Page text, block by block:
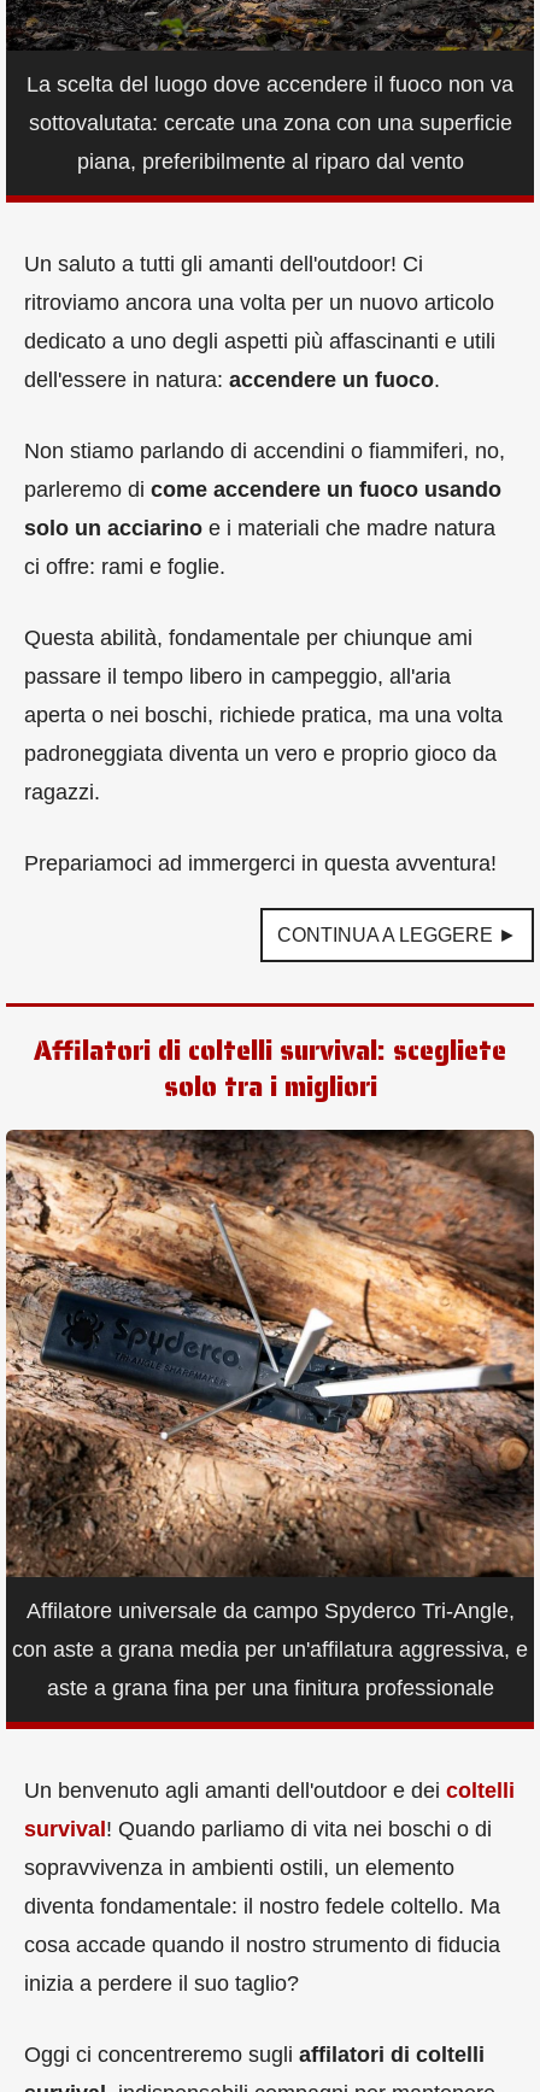
La scelta del luogo dove accendere il fuoco non va
sottovalutata: cercate una zona con una superficie
piana, preferibilmente al riparo dal vento
Un saluto a tutti gli amanti dell'outdoor! Ci
ritroviamo ancora una volta per un nuovo articolo
dedicato a uno degli aspetti più affascinanti e utili
dell'essere in natura: accendere un fuoco.
Non stiamo parlando di accendini o fiammiferi, no,
parleremo di come accendere un fuoco usando
solo un acciarino e i materiali che madre natura
ci offre: rami e foglie.
Questa abilità, fondamentale per chiunque ami
passare il tempo libero in campeggio, all'aria
aperta o nei boschi, richiede pratica, ma una volta
padroneggiata diventa un vero e proprio gioco da
ragazzi.
Prepariamoci ad immergerci in questa avventura!
CONTINUA A LEGGERE ►
Affilatori di coltelli survival: scegliete
solo tra i migliori
Affilatore universale da campo Spyderco Tri-Angle,
con aste a grana media per un'affilatura aggressiva, e
aste a grana fina per una finitura professionale
Un benvenuto agli amanti dell'outdoor e dei coltelli
survival! Quando parliamo di vita nei boschi o di
sopravvivenza in ambienti ostili, un elemento
diventa fondamentale: il nostro fedele coltello. Ma
cosa accade quando il nostro strumento di fiducia
inizia a perdere il suo taglio?
Oggi ci concentreremo sugli affilatori di coltelli